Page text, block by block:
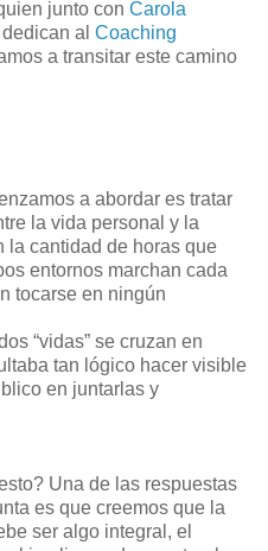
junto con Carola
al Coaching
a transitar este camino
a abordar es tratar
la vida personal y la
la cantidad de horas que
entornos marchan cada
tocarse en ningún
“vidas” se cruzan en
tan lógico hacer visible
en juntarlas y
Una de las respuestas
es que creemos que la
ser algo integral, el